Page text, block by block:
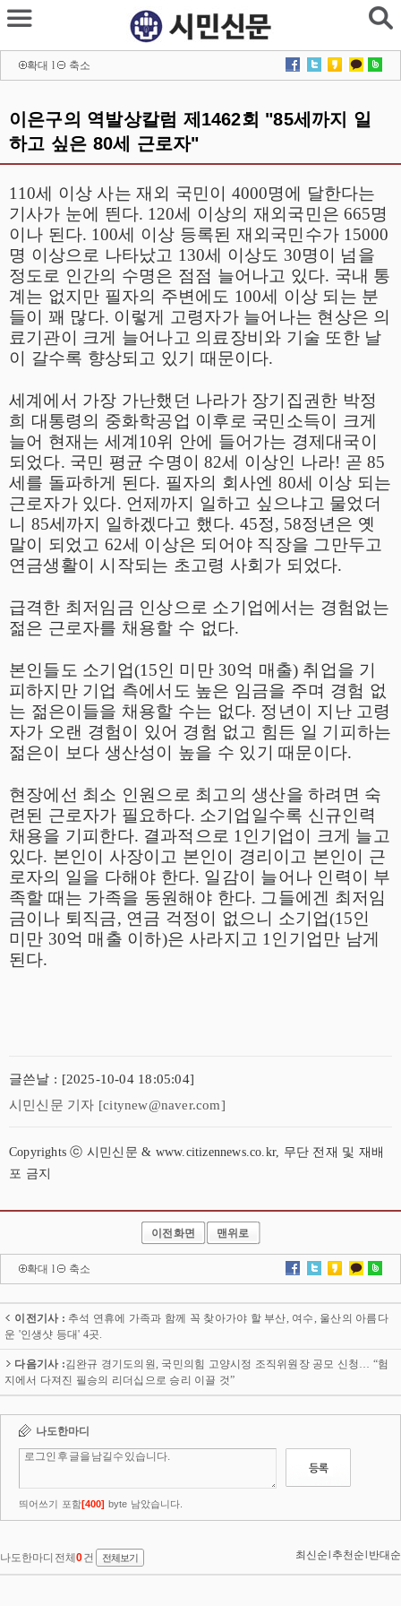
확대 l 축소
이은구의 역발상칼럼 제1462회 "85세까지 일
하고 싶은 80세 근로자"
110세 이상 사는 재외 국민이 4000명에 달한다는
기사가 눈에 띈다. 120세 이상의 재외국민은665명
이나 된다. 100세 이상 등록된 재외국민수가 15000
명 이상으로 나타났고 130세 이상도 30명이 넘을
정도로 인간의 수명은 점점 늘어나고 있다. 국내 통
계는 없지만 필자의 주변에도 100세 이상 되는 분
들이 꽤 많다. 이렇게 고령자가 늘어나는 현상은 의
료기관이 크게 늘어나고 의료장비와 기술 또한 날
이 갈수록 향상되고 있기 때문이다.
세계에서 가장 가난했던 나라가 장기집권한 박정
희 대통령의 중화학공업 이후로 국민소득이 크게
늘어 현재는 세계 10위 안에 들어가는 경제대국이
되었다. 국민 평균 수명이82세 이상인 나라! 곧85
세를 돌파하게 된다. 필자의 회사엔 80세 이상 되는
근로자가 있다. 언제까지 일하고 싶으냐고 물었더
니 85세까지 일하겠다고 했다. 45정, 58정년은 옛
말이 되었고 62세 이상은 되어야 직장을 그만두고
연금생활이 시작되는 초고령 사회가 되었다.
급격한 최저임금 인상으로 소기업에서는 경험없는
젊은 근로자를 채용할 수 없다.
본인들도 소기업(15인 미만 30억 매출) 취업을 기
피하지만 기업 측에서도 높은 임금을 주며 경험 없
는 젊은이들을 채용할 수는 없다. 정년이 지난 고령
자가 오랜 경험이 있어 경험 없고 힘든 일 기피하는
젊은이 보다 생산성이 높을 수 있기 때문이다.
현장에선 최소 인원으로 최고의 생산을 하려면 숙
련된 근로자가 필요하다. 소기업일수록 신규인력
채용을 기피한다. 결과적으로 1 인기업이 크게 늘고
있다. 본인이 사장이고 본인이 경리이고 본인이 근
로자의 일을 다해야 한다. 일감이 늘어나 인력이 부
족할 때는 가족을 동원해야 한다. 그들에겐 최저임
금이나 퇴직금, 연금 걱정이 없으니 소기업(15인
미만 30억 매출 이하)은 사라지고 1 인기업만 남게
된다.
글쓴날 : [2025-10-04 18:05:04]
시민신문 기자 [citynew@naver.com]
Copyrights ⓒ 시민신문 & www.citizennews.co.kr, 무단 전재 및 재배
포 금지
이전화면 맨위로
확대 l 축소
이전기사 : 추석 연휴에 가족과 함께 꼭 찾아가야 할 부산, 여수, 울산의 아름다
운 '인생샷 등대' 4곳.
다음기사 :김완규 경기도의원, 국민의힘 고양시정 조직위원장 공모 신청… “험
지에서 다져진 필승의 리더십으로 승리 이끌 것”